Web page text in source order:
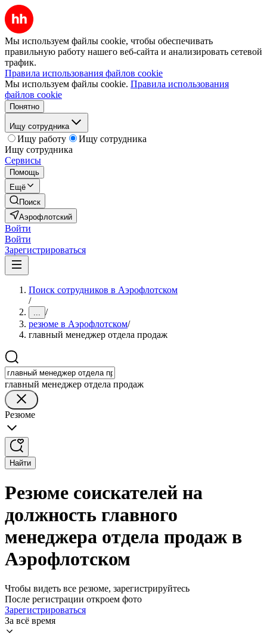
Мы используем файлы cookie, чтобы обеспечивать
правильную работу нашего веб-сайта и анализировать сетевой
трафик.
Правила использования файлов cookie
Мы используем файлы cookie. Правила использования
файлов cookie
Понятно
Ищу сотрудника
Ищу работу
Ищу сотрудника
Ищу сотрудника
Сервисы
Помощь
Ещё
Поиск
Аэрофлотский
Войти
Войти
Зарегистрироваться
Поиск сотрудников в Аэрофлотском
/
... /
резюме в Аэрофлотском/
главный менеджер отдела продаж
главный менеджер отдела продаж
Резюме
Найти
Резюме соискателей на
должность главного
менеджера отдела продаж в
Аэрофлотском
Чтобы видеть все резюме, зарегистрируйтесь
После регистрации откроем фото
Зарегистрироваться
За всё время